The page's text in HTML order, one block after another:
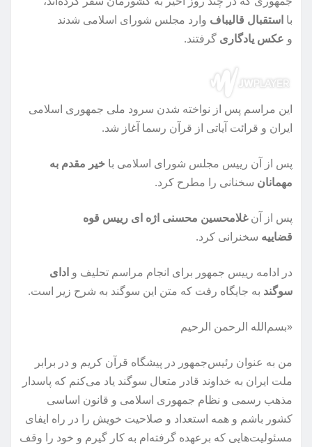
با استقبال قالیباف وارد مجلس شورای اسلامی شدند
و عکس یادگاری گرفتند.
این مراسم پس از نواخته شدن سرود ملی جمهوری اسلامی
ایران و قرائت آیاتی از قرآن رسما آغاز شد.
پس از آن رییس مجلس شورای اسلامی با خیر مقدم به
مهمانان سخنانی را مطرح کرد.
پس از آنغلامحسین محسنی اژه ای رییس قوه
قضاییه سخنرانی کرد.
در ادامه رییس جمهور برای انجام مراسم تحلیف و ادای
سوگند به جایگاه رفت که متن این سوگند به شرح زیر است.
«بسم‏‌الله‏ الرحمن‏ الرحیم‏
من‏ به‏ عنوان‏ رئیس‏‌جمهور در پیشگاه‏ قرآن‏ کریم‏ و در برابر
ملت‏ ایران‏ به‏ خداوند قادر متعال‏ سوگند یاد می‏‌کنم‏ که‏ پاسدار
مذهب‏ رسمی‏ و نظام‏ جمهوری‏ اسلامی‏ و قانون‏ اساسی‏
کشور باشم‏ و همه‏ استعداد و صلاحیت‏ خویش‏ را در راه‏ ایفای‏
مسئولیت‌هایی‏ که‏ برعهده‏ گرفته‏‌ام‏ به‏ کار گیرم‏ و خود را وقف‏